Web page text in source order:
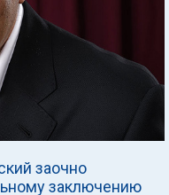
заочно
заключению